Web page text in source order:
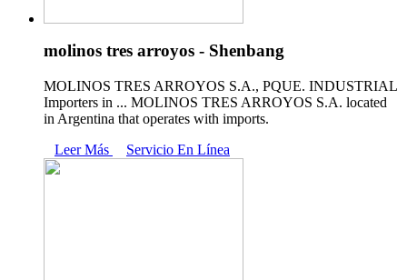
molinos tres arroyos - Shenbang
MOLINOS TRES ARROYOS S.A., PQUE. INDUSTRIAL
Importers in ... MOLINOS TRES ARROYOS S.A. located
in Argentina that operates with imports.
Leer Más
Servicio En Línea